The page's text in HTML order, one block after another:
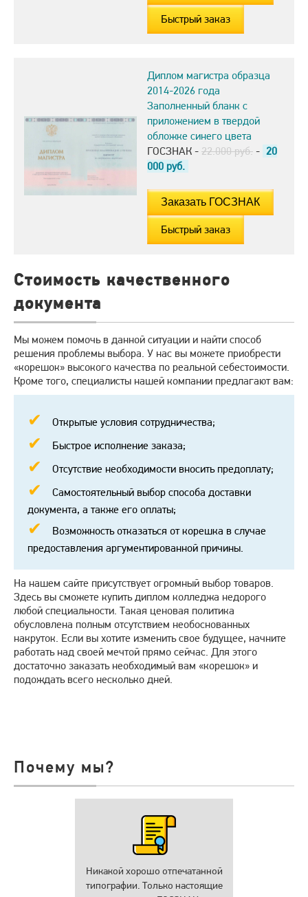
Быстрый заказ
Диплом магистра образца
2014-2026 года
Заполненный бланк с
приложением в твердой
обложке синего цвета
ГОСЗНАК - 22.000 руб. - 20
000 руб.
Быстрый заказ
Стоимость качественного
документа
Мы можем помочь в данной ситуации и найти способ
решения проблемы выбора. У нас вы можете приобрести
«корешок» высокого качества по реальной себестоимости.
Кроме того, специалисты нашей компании предлагают вам:
Открытые условия сотрудничества;
Быстрое исполнение заказа;
Отсутствие необходимости вносить предоплату;
Самостоятельный выбор способа доставки
документа, а также его оплаты;
Возможность отказаться от корешка в случае
предоставления аргументированной причины.
На нашем сайте присутствует огромный выбор товаров.
Здесь вы сможете купить диплом колледжа недорого
любой специальности. Такая ценовая политика
обусловлена полным отсутствием необоснованных
накруток. Если вы хотите изменить свое будущее, начните
работать над своей мечтой прямо сейчас. Для этого
достаточно заказать необходимый вам «корешок» и
подождать всего несколько дней.
Почему мы?
Никакой хорошо отпечатанной
типографии. Только настоящие